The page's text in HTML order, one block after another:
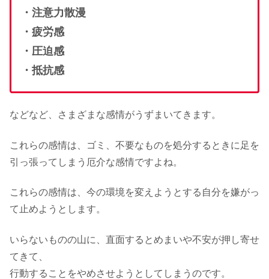
・注意力散漫
・疲労感
・圧迫感
・抵抗感
などなど、さまざまな感情がうずまいてきます。
これらの感情は、ゴミ、不要なものを処分するときに足を
引っ張ってしまう厄介な感情ですよね。
これらの感情は、今の環境を変えようとする自分を嫌がっ
て止めようとします。
いらないものの山に、直面するとめまいや不安が押し寄せ
てきて、
行動することをやめさせようとしてしまうのです。